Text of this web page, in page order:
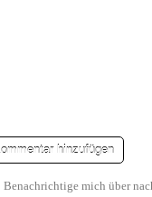
Benachrichtige mich über